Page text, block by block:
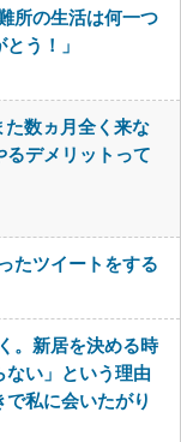
所の生活は何一つ
う！」
数ヵ月全く来な
デメリットって
たツイートをする
。新居を決める時
い」という理由
私に会いたがり